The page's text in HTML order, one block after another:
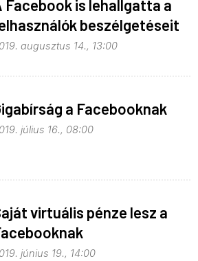
Facebook is lehallgatta a
beszélgetéseit
augusztus 14., 13:00
a Facebooknak
július 16., 08:00
virtuális pénze lesz a
június 19., 14:00